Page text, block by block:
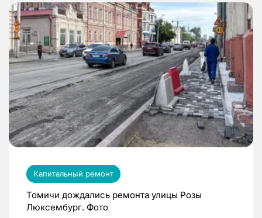
Капитальный ремонт
Томичи дождались ремонта улицы Розы
Люксембург. Фото